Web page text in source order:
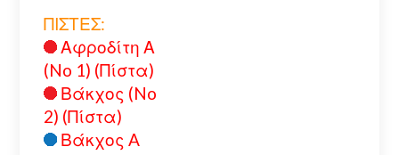
ΠΙΣΤΕΣ:
Αφροδίτη Α
(No 1) (Πίστα)
Βάκχος (No
2) (Πίστα)
Βάκχος A